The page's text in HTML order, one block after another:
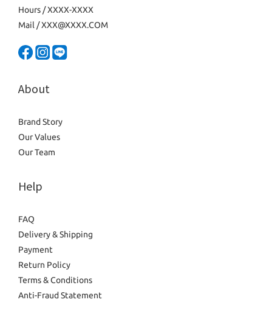
Hours / XXXX-XXXX
Mail / XXX@XXXX.COM
About
Brand Story
Our Values
Our Team
Help
FAQ
Delivery & Shipping
Payment
Return Policy
Terms & Conditions
Anti-Fraud Statement